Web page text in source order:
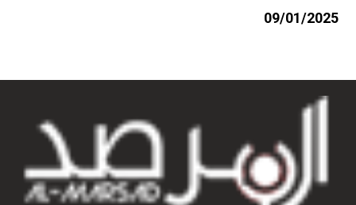
09/01/2025